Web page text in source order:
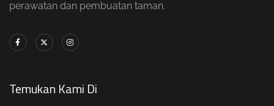
perawatan dan pembuatan taman.
Temukan Kami Di